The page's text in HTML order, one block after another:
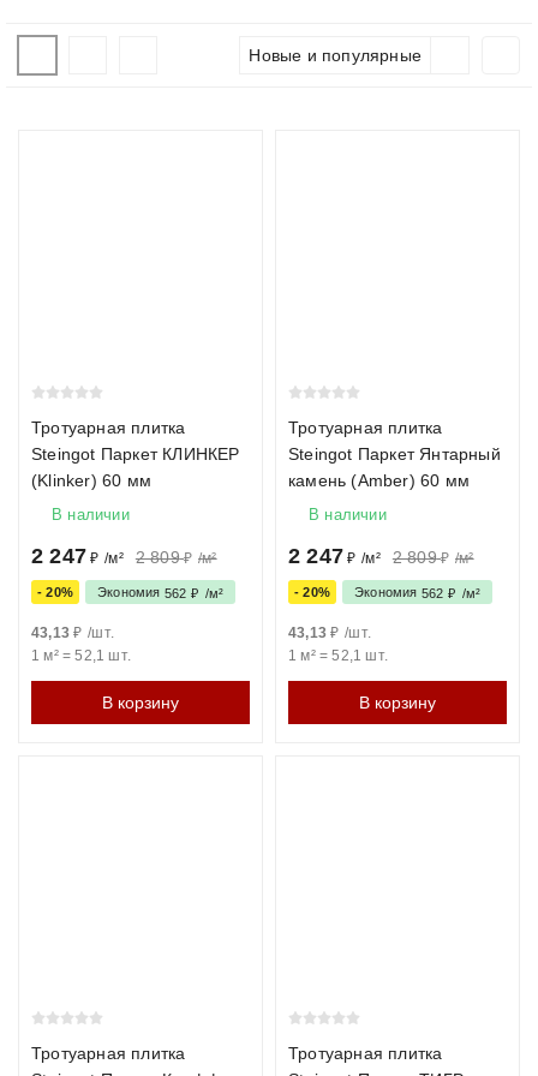
которые затем вибрируют на вибростоле для
Поверхность
Гладкая,
зимой
применения
площади (любые
Садовые
дорожки,
парковок и зон с высокой проходимостью,
Новые и популярные
Тротуарная плитка
Steingot Паркет КЛИНКЕР
(Klinker) 60 мм
В наличии
2 247 ₽ /м² 2 809 ₽ /м²
- 20% Экономия 562 ₽ /м²
43,13 ₽ /шт.
1 м²=52,1 шт.
В корзину
Тротуарная плитка
Steingot Паркет Янтарный
камень (Amber) 60 мм
В наличии
2 247 ₽ /м² 2 809 ₽ /м²
- 20% Экономия 562 ₽ /м²
43,13 ₽ /шт.
1 м²=52,1 шт.
В корзину
Тротуарная плитка
Тротуарная плитка